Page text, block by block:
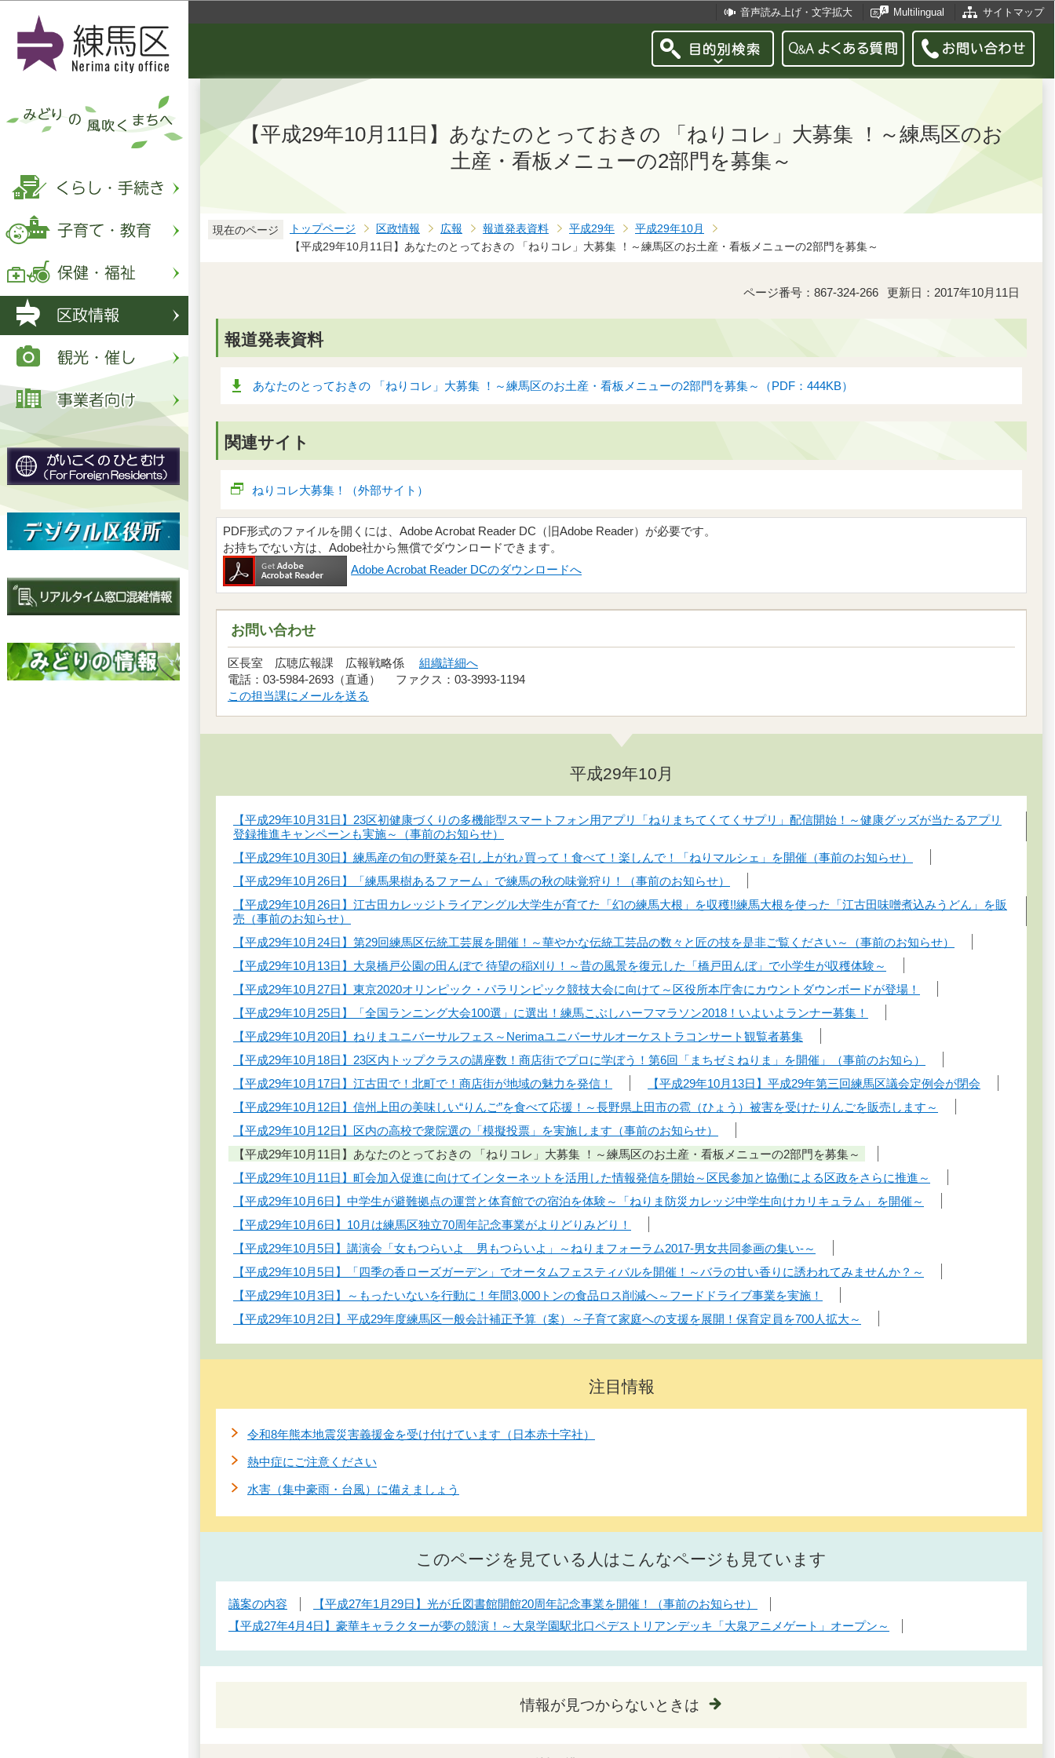
音声読み上げ・文字拡大 Multilingual サイトマップ
【平成29年10月11日】あなたのとっておきの 「ねりコレ」大募集 ！～練馬区のお
土産・看板メニューの2部門を募集～
現在のページ トップページ 区政情報 広報 報道発表資料 平成29年
平成29年10月
【平成29年10月11日】あなたのとっておきの 「ねりコレ」大募集 ！～練馬区のお土産・看板メニューの2部門を募集～
ページ番号：867-324-266 更新日：2017年10月11日
報道発表資料
あなたのとっておきの 「ねりコレ」大募集 ！～練馬区のお土産・看板メニューの2部門を募集～（PDF：444KB）
関連サイト
ねりコレ大募集！（外部サイト）
PDF形式のファイルを開くには、Adobe Acrobat Reader DC（旧Adobe Reader）が必要です。
お持ちでない方は、Adobe社から無償でダウンロードできます。
Adobe Acrobat Reader DCのダウンロードへ
お問い合わせ
区長室 広聴広報課 広報戦略係 組織詳細へ
電話：03-5984-2693（直通） ファクス：03-3993-1194
この担当課にメールを送る
平成29年10月
【平成29年10月31日】23区初健康づくりの多機能型スマートフォン用アプリ「ねりまちてくてくサプリ」配信開始！～健康グッズが当たるアプリ
登録推進キャンペーンも実施～（事前のお知らせ）
【平成29年10月30日】練馬産の旬の野菜を召し上がれ♪買って！食べて！楽しんで！「ねりマルシェ」を開催（事前のお知らせ）
【平成29年10月26日】「練馬果樹あるファーム」で練馬の秋の味覚狩り！（事前のお知らせ）
【平成29年10月26日】江古田カレッジトライアングル大学生が育てた「幻の練馬大根」を収穫!!練馬大根を使った「江古田味噌煮込みうどん」を販
売（事前のお知らせ）
【平成29年10月24日】第29回練馬区伝統工芸展を開催！～華やかな伝統工芸品の数々と匠の技を是非ご覧ください～（事前のお知らせ）
【平成29年10月13日】大泉橋戸公園の田んぼで 待望の稲刈り！～昔の風景を復元した「橋戸田んぼ」で小学生が収穫体験～
【平成29年10月27日】東京2020オリンピック・パラリンピック競技大会に向けて～区役所本庁舎にカウントダウンボードが登場！
【平成29年10月25日】「全国ランニング大会100選」に選出！練馬こぶしハーフマラソン2018！いよいよランナー募集！
【平成29年10月20日】ねりまユニバーサルフェス～Nerimaユニバーサルオーケストラコンサート観覧者募集
【平成29年10月18日】23区内トップクラスの講座数！商店街でプロに学ぼう！第6回「まちゼミねりま」を開催」（事前のお知ら）
【平成29年10月17日】江古田で！北町で！商店街が地域の魅力を発信！
【平成29年10月13日】平成29年第三回練馬区議会定例会が閉会
【平成29年10月12日】信州上田の美味しい“りんご”を食べて応援！～長野県上田市の雹（ひょう）被害を受けたりんごを販売します～
【平成29年10月12日】区内の高校で衆院選の「模擬投票」を実施します（事前のお知らせ）
【平成29年10月11日】あなたのとっておきの 「ねりコレ」大募集 ！～練馬区のお土産・看板メニューの2部門を募集～
【平成29年10月11日】町会加入促進に向けてインターネットを活用した情報発信を開始～区民参加と協働による区政をさらに推進～
【平成29年10月6日】中学生が避難拠点の運営と体育館での宿泊を体験～「ねりま防災カレッジ中学生向けカリキュラム」を開催～
【平成29年10月6日】10月は練馬区独立70周年記念事業がよりどりみどり！
【平成29年10月5日】講演会「女もつらいよ 男もつらいよ」～ねりまフォーラム2017-男女共同参画の集い-～
【平成29年10月5日】「四季の香ローズガーデン」でオータムフェスティバルを開催！～バラの甘い香りに誘われてみませんか？～
【平成29年10月3日】～もったいないを行動に！年間3,000トンの食品ロス削減へ～フードドライブ事業を実施！
【平成29年10月2日】平成29年度練馬区一般会計補正予算（案）～子育て家庭への支援を展開！保育定員を700人拡大～
注目情報
令和8年熊本地震災害義援金を受け付けています（日本赤十字社）
熱中症にご注意ください
水害（集中豪雨・台風）に備えましょう
このページを見ている人はこんなページも見ています
議案の内容
【平成27年1月29日】光が丘図書館開館20周年記念事業を開催！（事前のお知らせ）
【平成27年4月4日】豪華キャラクターが夢の競演！～大泉学園駅北口ペデストリアンデッキ「大泉アニメゲート」オープン～
情報が見つからないときは